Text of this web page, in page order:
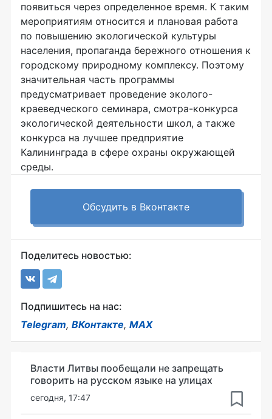
появиться через определенное время. К таким
мероприятиям относится и плановая работа
по повышению экологической культуры
населения, пропаганда бережного отношения к
городскому природному комплексу. Поэтому
значительная часть программы
предусматривает проведение эколого-
краеведческого семинара, смотра-конкурса
экологической деятельности школ, а также
конкурса на лучшее предприятие
Калининграда в сфере охраны окружающей
среды.
Обсудить в Вконтакте
Поделитесь новостью:
Подпишитесь на нас:
Telegram, ВКонтакте, MAX
Власти Литвы пообещали не запрещать
говорить на русском языке на улицах
сегодня, 17:47